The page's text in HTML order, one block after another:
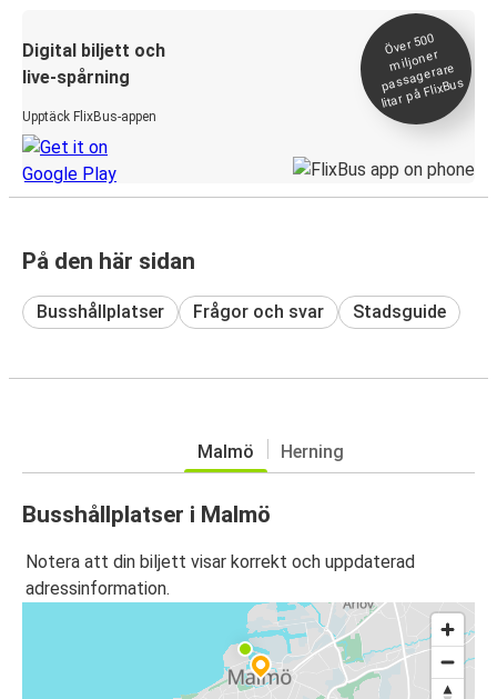
Digital biljett och
live-spårning
Upptäck FlixBus-appen
Över 500
miljoner
passagerare
litar på FlixBus
På den här sidan
Busshållplatser Frågor och svar Stadsguide
Malmö Herning
Busshållplatser i Malmö
Notera att din biljett visar korrekt och uppdaterad
adressinformation.